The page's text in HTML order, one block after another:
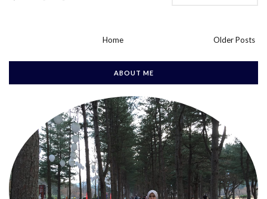
Older Posts
Home
ABOUT ME